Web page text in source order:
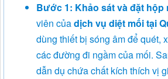
Bước 1: Khảo sát và đặt hộp
viên củadịch vụ diệt mối tại
dùng thiết bị sóng âm để quét,
các đường đi ngầm của mối.
dẫn dụ chứa chất kích thích vị